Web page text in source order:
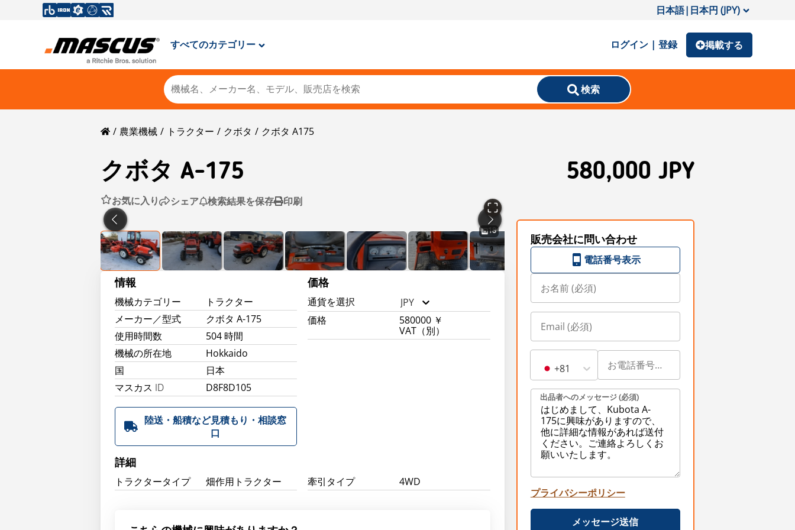
日本語| 日本円 (JPY)
すべてのカテゴリー ログイン | 登録 掲載する
検索
農業機械 トラクター クボタ クボタ A175
クボタ A-175 580,000 JPY
お気に入り シェア 検索結果を保存 印刷
18
情報
機械カテゴリー
トラクター
メーカー／型式
クボタ A-175
使用時間数
504 時間
機械の所在地
Hokkaido
国
日本
マスカス ID
D8F8D105
価格
通貨を選択
JPY
価格
580000 ￥
VAT（別）
陸送・船積など見積もり・相談窓
口
詳細
トラクタータイプ 畑作用トラクター 牽引タイプ 4WD
販売会社に問い合わせ
電話番号表示
+81
出品者へのメッセージ (必須)
プライバシーポリシー
メッセージ送信